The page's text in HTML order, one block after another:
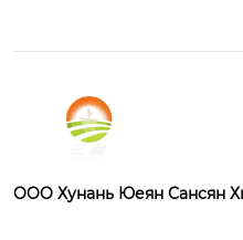
OOO Хунань Юеян Сансян